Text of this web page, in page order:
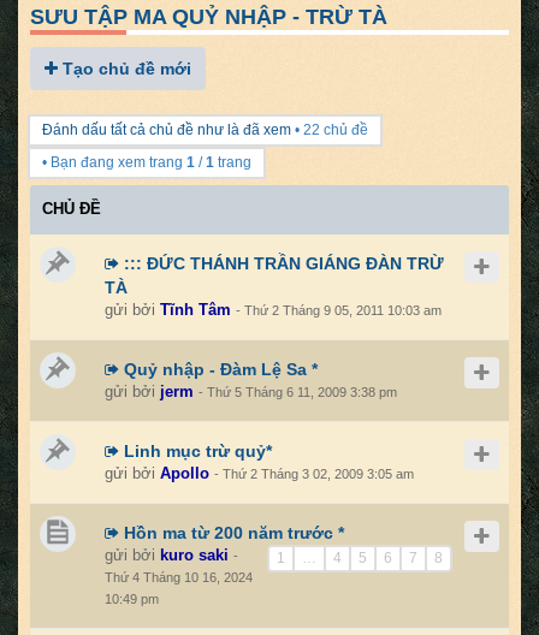
SƯU TẬP MA QUỶ NHẬP - TRỪ TÀ
Tạo chủ đề mới
Đánh dấu tất cả chủ đề như là đã xem • 22 chủ đề
• Bạn đang xem trang 1 /1 trang
CHỦ ĐỀ
::: ĐỨC THÁNH TRẦN GIÁNG ĐÀN TRỪ
TÀ
gửi bởi Tĩnh Tâm - Thứ 2 Tháng 9 05, 2011 10:03 am
Quỷ nhập - Đàm Lệ Sa *
gửi bởi jerm - Thứ 5 Tháng 6 11, 2009 3:38 pm
Linh mục trừ quỷ*
gửi bởi Apollo - Thứ 2 Tháng 3 02, 2009 3:05 am
Hồn ma từ 200 năm trước *
1 … 4 5 6 7 8
gửi bởi kuro saki -
Thứ 4 Tháng 10 16, 2024
10:49 pm